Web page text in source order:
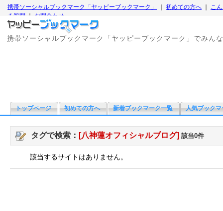
携帯ソーシャルブックマーク「ヤッピーブックマーク」 初めての方へ
こ
る質問｜お問合わせ
携帯ソーシャルブックマーク「ヤッピーブックマーク」でみん
トップページ 初めての方へ 新着ブックマーク一覧 人気ブックマ
タグで検索： [八神蓮オフィシャルブログ] 該当0件
該当するサイトはありません。